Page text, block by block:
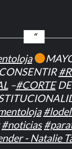
–#CORTE
#noticias
- Natalie